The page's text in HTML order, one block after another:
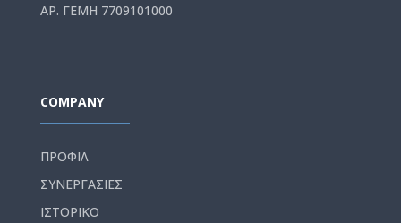
ΑΡ. ΓΕΜΗ 7709101000
COMPANY
ΠΡΟΦΙΛ
ΣΥΝΕΡΓΑΣΙΕΣ
ΙΣΤΟΡΙΚΟ